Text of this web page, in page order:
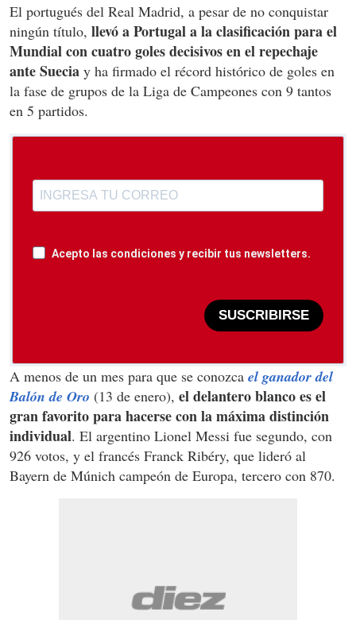
El portugués del Real Madrid, a pesar de no conquistar
ningún título, llevó a Portugal a la clasificación para el
Mundial con cuatro goles decisivos en el repechaje
ante Suecia y ha firmado el récord histórico de goles en
la fase de grupos de la Liga de Campeones con 9 tantos
en 5 partidos.
Acepto las condiciones y recibir tus newsletters.
SUSCRIBIRSE
A menos de un mes para que se conozca el ganador del
Balón de Oro (13 de enero), el delantero blanco es el
gran favorito para hacerse con la máxima distinción
individual. El argentino Lionel Messi fue segundo, con
926 votos, y el francés Franck Ribéry, que lideró al
Bayern de Múnich campeón de Europa, tercero con 870.